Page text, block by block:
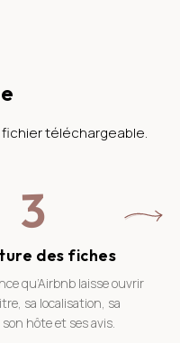
téléchargeable.
3
des fiches
qu’Airbnb laisse ouvrir
sa localisation, sa
hôte et ses avis.